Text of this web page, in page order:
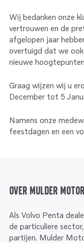
Motoren
Onderdelen
Service
Motoren
Industrie
Onderdelen
Service
Service en
Reman -
Reman – Industrie
Wij bedanken onze
vertrouwen en de
afgelopen jaar
overtuigd dat we ook
nieuwe
Graag wijzen wij u
December tot 5
Namens onze
feestdagen en een
Over Mulder
Als Volvo Penta
de particuliere
partijen. Mulder